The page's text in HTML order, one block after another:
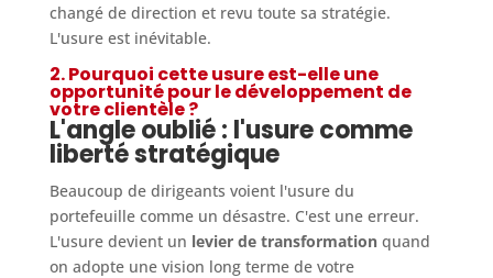
changé de direction et revu toute sa stratégie.
L'usure est inévitable.
2. Pourquoi cette usure est-elle une
opportunité pour le développement de
votre clientèle ?
L'angle oublié : l'usure comme
liberté stratégique
Beaucoup de dirigeants voient l'usure du
portefeuille comme un désastre. C'est une erreur.
L'usure devient un levier de transformationquand
on adopte une vision long terme de votre